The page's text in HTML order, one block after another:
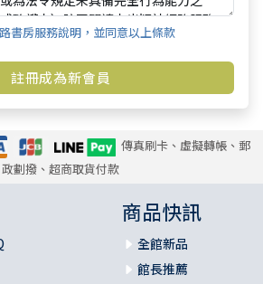
書房服務說明，並同意以上條款
傳真刷卡、虛擬轉帳、郵
政劃撥、超商取貨付款
商品快訊
全館新品
館長推薦